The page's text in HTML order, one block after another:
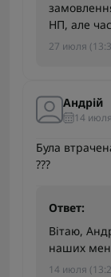
НП, але
27 июля
Андрій
14
Була
???
Ответ:
Вітаю,
наших
14 июля